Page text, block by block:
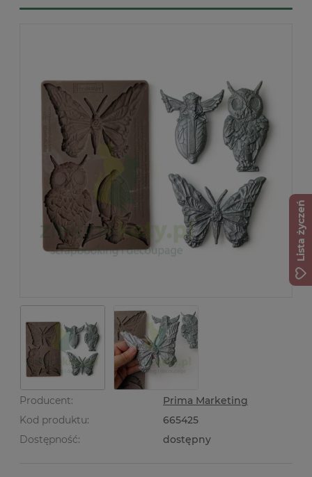
Producent:
Prima Marketing
Kod produktu:
665425
Dostępność:
dostępny
Lista życzeń